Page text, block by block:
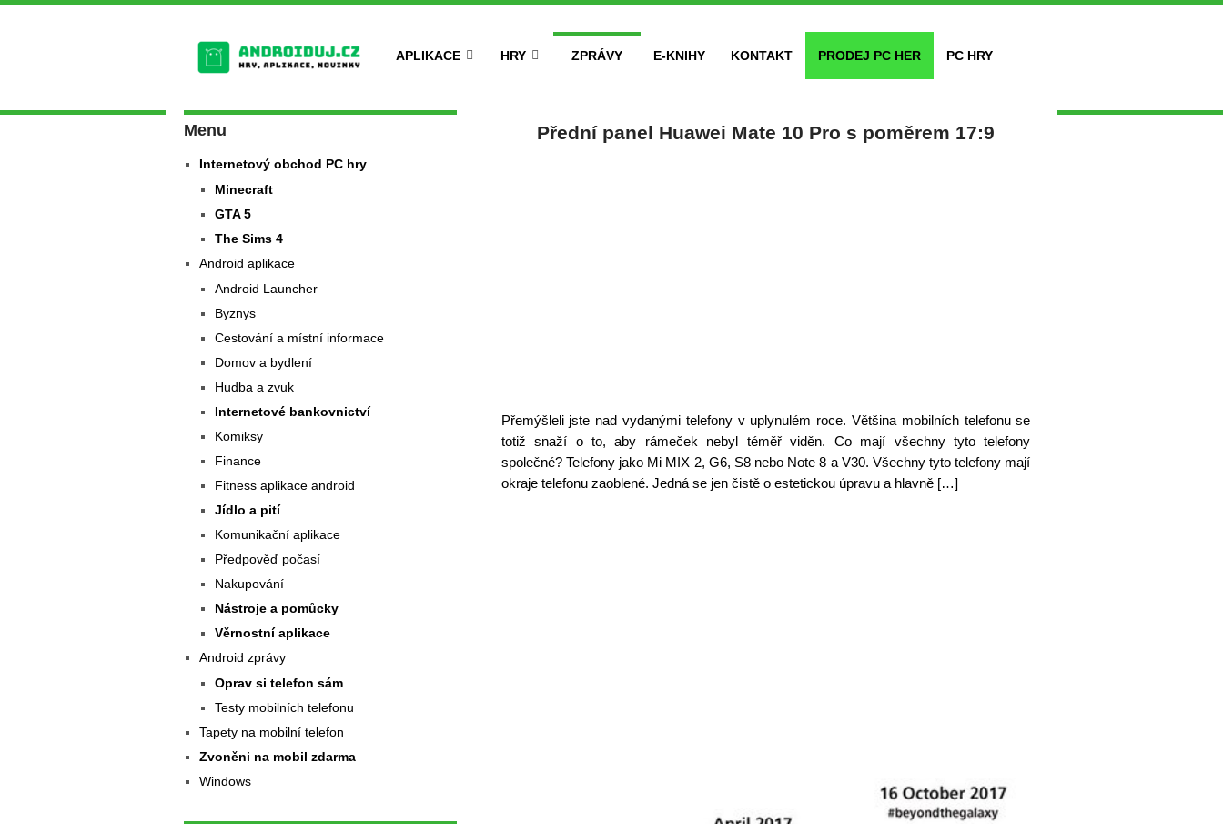
APLIKACE HRY ZPRÁVY E-KNIHY KONTAKT PRODEJ PC HER PC HRY
Přední panel Huawei Mate 10 Pro s poměrem 17:9
Přemýšleli jste nad vydanými telefony v uplynulém roce. Většina mobilních telefonu se
totiž snaží o to, aby rámeček nebyl téměř viděn. Co mají všechny tyto telefony
společné? Telefony jako Mi MIX 2, G6, S8 nebo Note 8 a V30. Všechny tyto telefony mají
okraje telefonu zaoblené. Jedná se jen čistě o estetickou úpravu a hlavně […]
Menu
Internetový obchod PC hry
Minecraft
GTA 5
The Sims 4
Android aplikace
Android Launcher
Byznys
Cestování a místní informace
Domov a bydlení
Hudba a zvuk
Internetové bankovnictví
Komiksy
Finance
Fitness aplikace android
Jídlo a pití
Komunikační aplikace
Předpověď počasí
Nakupování
Nástroje a pomůcky
Věrnostní aplikace
Android zprávy
Oprav si telefon sám
Testy mobilních telefonu
Tapety na mobilní telefon
Zvoněni na mobil zdarma
Windows